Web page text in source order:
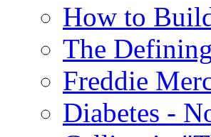
How to
The
Freddie
Diabetes -